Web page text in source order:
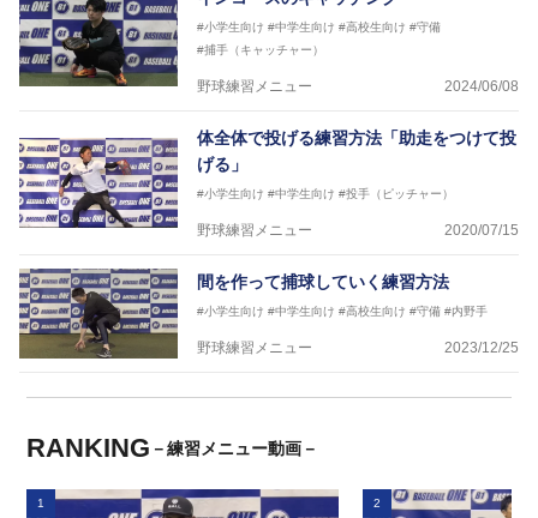
#小学生向け #中学生向け #高校生向け #守備
#捕手（キャッチャー）
野球練習メニュー 2024/06/08
体全体で投げる練習方法「助走をつけて投
げる」
#小学生向け #中学生向け #投手（ピッチャー）
野球練習メニュー 2020/07/15
間を作って捕球していく練習方法
#小学生向け #中学生向け #高校生向け #守備 #内野手
野球練習メニュー 2023/12/25
RANKING －練習メニュー動画－
1 2